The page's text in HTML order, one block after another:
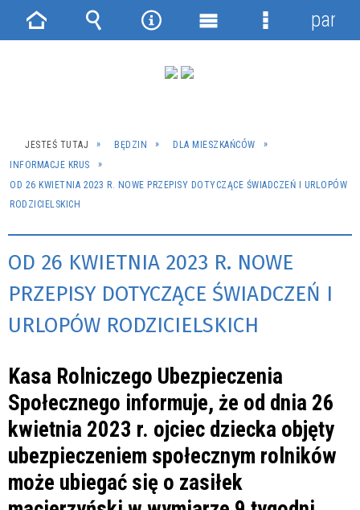
JESTEŚ TUTAJ BĘDZIN
DLA MIESZKAŃCÓW
INFORMACJE KRUS
OD 26 KWIETNIA 2023 R. NOWE PRZEPISY DOTYCZĄCE ŚWIADCZEŃ I URLOPÓW
RODZICIELSKICH
OD 26 KWIETNIA 2023 R. NOWE
PRZEPISY DOTYCZĄCE ŚWIADCZEŃ I
URLOPÓW RODZICIELSKICH
Kasa Rolniczego Ubezpieczenia
Społecznego informuje, że od dnia 26
kwietnia 2023 r. ojciec dziecka objęty
ubezpieczeniem społecznym rolników
może ubiegać się o zasiłek
Strona Wyszukiwarka
NarzędziaMenu
Menu
panel